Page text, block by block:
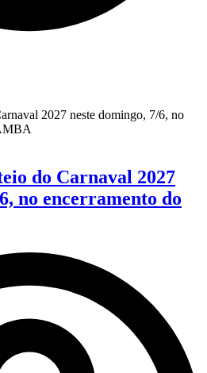
do Carnaval 2027
no encerramento do